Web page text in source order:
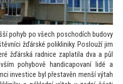
pohyb po všech poschodích budovy
žďárské polikliniky. Poslouží jim
žďárská radnice zaplatila dva a půl
pohybově handicapovaní lidé a
investice byl přestavěn menší výtah